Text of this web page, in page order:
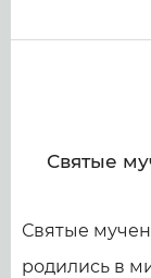
Святые
Святые
родились в